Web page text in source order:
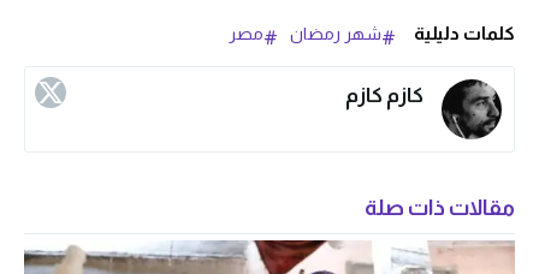
كلمات دليلية شهر رمضان مصر
كازم كازم
مقالات ذات صلة